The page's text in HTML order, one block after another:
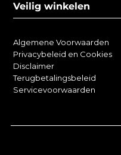
Veilig winkelen
Algemene Voorwaarden
Privacybeleid en Cookies
Disclaimer
Terugbetalingsbeleid
Servicevoorwaarden